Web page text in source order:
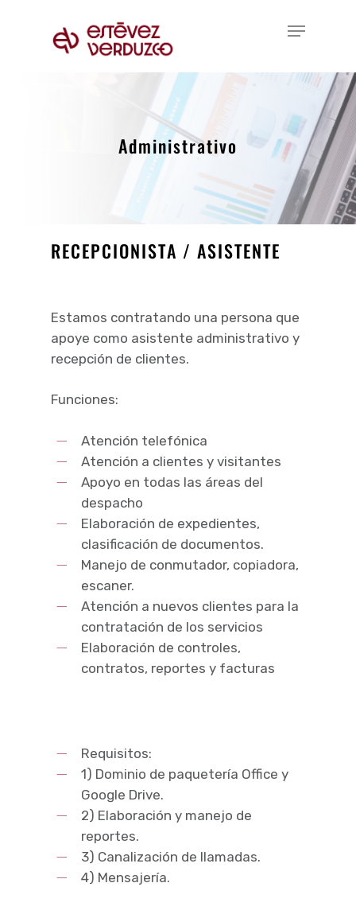
Menu
Administrativo
RECEPCIONISTA / ASISTENTE
Estamos contratando una persona que
apoye como asistente administrativo y
recepción de clientes.
Funciones:
Atención telefónica
Atención a clientes y visitantes
Apoyo en todas las áreas del
despacho
Elaboración de expedientes,
clasificación de documentos.
Manejo de conmutador, copiadora,
escaner.
Atención a nuevos clientes para la
contratación de los servicios
Elaboración de controles,
contratos, reportes y facturas
Requisitos:
1) Dominio de paquetería Office y
Google Drive.
2) Elaboración y manejo de
reportes.
3) Canalización de llamadas.
4) Mensajería.
Menu